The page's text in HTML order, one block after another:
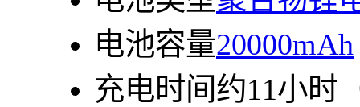
电池容量20000mAh
充电时间 约11小时